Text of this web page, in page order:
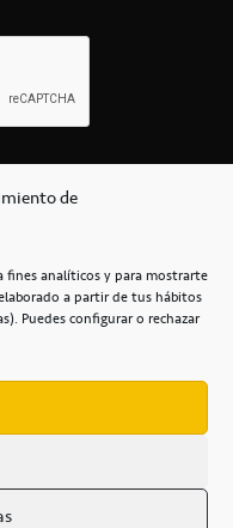
de
fines analíticos y para mostrarte
a partir de tus hábitos
Puedes configurar o rechazar
– La Laguna
DE COOKIES /